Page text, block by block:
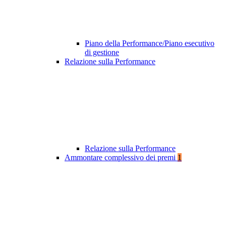
Piano della Performance/Piano esecutivo
di gestione
Relazione sulla Performance
Relazione sulla Performance
Ammontare complessivo dei premi 1